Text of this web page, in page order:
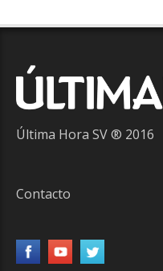
Última Hora SV ® 2016
Contacto